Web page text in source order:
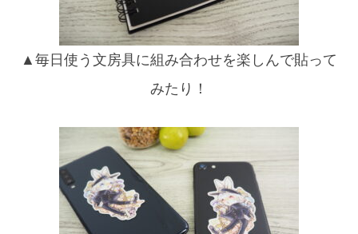
▲毎日使う文房具に組み合わせを楽しんで貼って
みたり！